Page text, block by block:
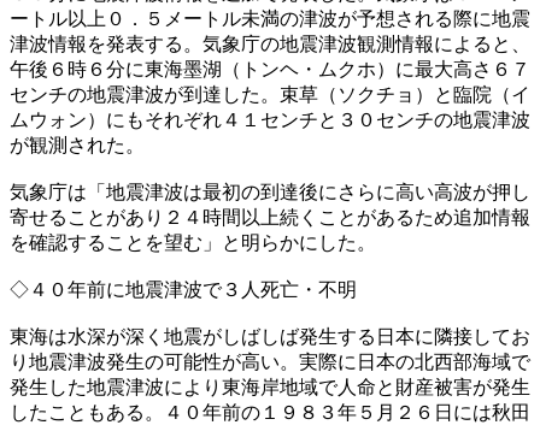
ートル以上０．５メートル未満の津波が予想される際に地震
津波情報を発表する。気象庁の地震津波観測情報によると、
午後６時６分に東海墨湖（トンヘ・ムクホ）に最大高さ６７
センチの地震津波が到達した。束草（ソクチョ）と臨院（イ
ムウォン）にもそれぞれ４１センチと３０センチの地震津波
が観測された。
気象庁は「地震津波は最初の到達後にさらに高い高波が押し
寄せることがあり２４時間以上続くことがあるため追加情報
を確認することを望む」と明らかにした。
◇４０年前に地震津波で３人死亡・不明
東海は水深が深く地震がしばしば発生する日本に隣接してお
り地震津波発生の可能性が高い。実際に日本の北西部海域で
発生した地震津波により東海岸地域で人命と財産被害が発生
したこともある。４０年前の１９８３年５月２６日には秋田